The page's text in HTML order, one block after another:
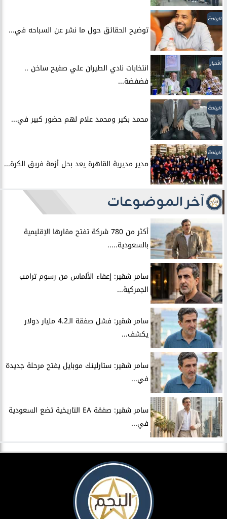
الرياضة
توضيح الحقائق حول ما نشر عن السباحه في...
الأخبار
انتخابات نادي الطيران علي صفيح ساخن ..
فضفضة...
الرياضة
محمد بكير ومحمد علام لهم حضور كبير في...
الرياضة
مدير مديرية القاهرة يعد بحل أزمة فريق الكرة...
آخر الموضوعات
أكثر من 780 شركة تفتح مقارها الإقليمية
بالسعودية.....
سامر شقير: إعفاء الألماس من رسوم ترامب
الجمركية...
سامر شقير: فشل صفقة الـ4.2 مليار دولار
يكشف...
سامر شقير: ستارلينك موبايل يفتح مرحلة جديدة
في...
سامر شقير: صفقة EA التاريخية تضع السعودية
في...